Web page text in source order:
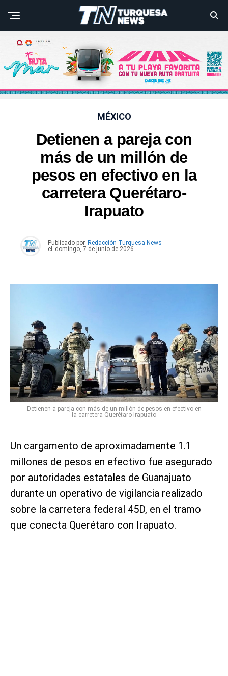
MÉXICO
Detienen a pareja con
más de un millón de
pesos en efectivo en la
carretera Querétaro-
Irapuato
Publicado por Redacción Turquesa News
el
domingo, 7 de junio de 2026
Detienen a pareja con más de un millón de pesos en efectivo en
la carretera Querétaro-Irapuato
Un cargamento de aproximadamente 1.1
millones de pesos en efectivo fue asegurado
por autoridades estatales de Guanajuato
durante un operativo de vigilancia realizado
sobre la carretera federal 45D, en el tramo
que conecta Querétaro con Irapuato.